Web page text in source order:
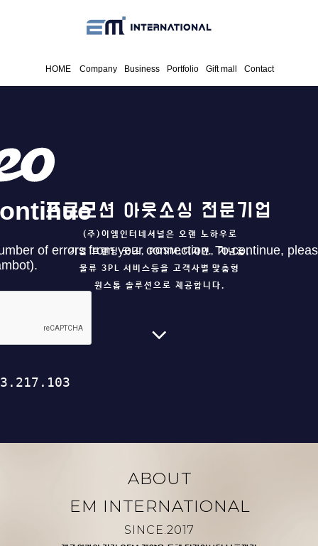
HOME Company Business Portfolio Gift mall Contact
프로모션 아웃소싱 전문기업
(주)이엠인터네셔널은 오랜 노하우로
기업 브랜딩 굿즈, POSM,디자인, 기념품,
물류 3PL 서비스등을 고객사별맞춤형
원스톱 솔루션으로 제공합니다.
ABOUT
EM INTERNATIONAL
SINCE.2017